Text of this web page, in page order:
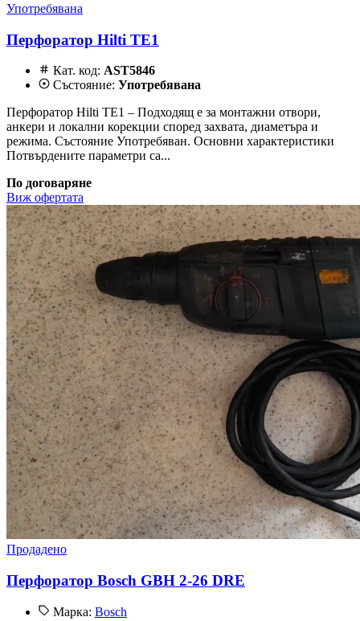
Употребявана
Перфоратор Hilti TE1
Кат. код: AST5846
Състояние: Употребявана
Перфоратор Hilti TE1 – Подходящ е за монтажни отвори,
анкери и локални корекции според захвата, диаметъра и
режима. Състояние Употребяван. Основни характеристики
Потвърдените параметри са...
По договаряне
Виж офертата
Продадено
Перфоратор Bosch GBH 2-26 DRE
Марка: Bosch